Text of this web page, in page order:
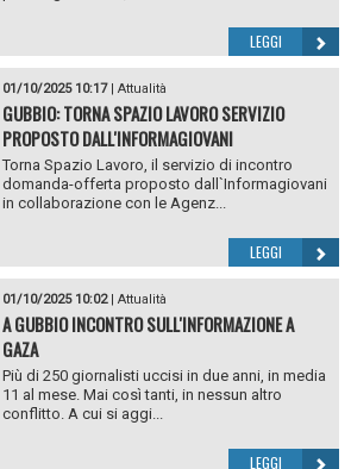
LEGGI
01/10/2025 10:17| Attualità
GUBBIO: TORNA SPAZIO LAVORO SERVIZIO
PROPOSTO DALL'INFORMAGIOVANI
Torna Spazio Lavoro, il servizio di incontro
domanda-offerta proposto dall`Informagiovani
in collaborazione con le Agenz...
LEGGI
01/10/2025 10:02| Attualità
A GUBBIO INCONTRO SULL'INFORMAZIONE A
GAZA
Più di 250 giornalisti uccisi in due anni, in media
11 al mese. Mai così tanti, in nessun altro
conflitto. A cui si aggi...
LEGGI